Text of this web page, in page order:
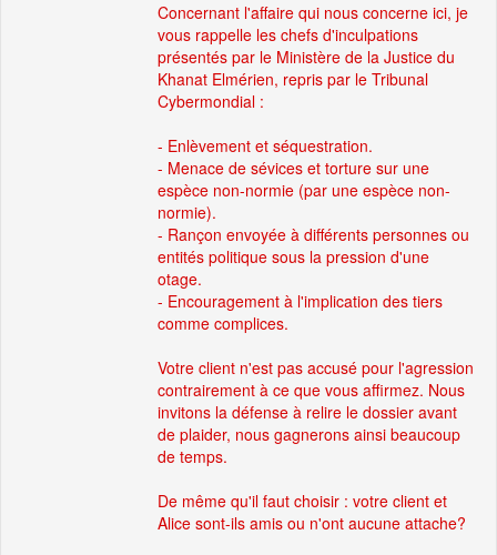
Concernant l'affaire qui nous concerne ici, je
vous rappelle les chefs d'inculpations
présentés par le Ministère de la Justice du
Khanat Elmérien, repris par le Tribunal
Cybermondial :
- Enlèvement et séquestration.
- Menace de sévices et torture sur une
espèce non-normie (par une espèce non-
normie).
- Rançon envoyée à différents personnes ou
entités politique sous la pression d'une
otage.
- Encouragement à l'implication des tiers
comme complices.
Votre client n'est pas accusé pour l'agression
contrairement à ce que vous affirmez. Nous
invitons la défense à relire le dossier avant
de plaider, nous gagnerons ainsi beaucoup
de temps.
De même qu'il faut choisir : votre client et
Alice sont-ils amis ou n'ont aucune attache?